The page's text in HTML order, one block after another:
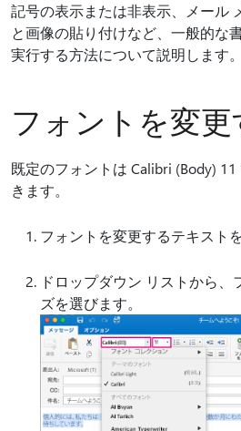
記号の表示または非表示、メール
と画像の貼り付けなど、一般的な
実行する方法について説明します。
フォントを変更
既定のフォントは Calibri (Body)
きます。
フォントを変更するテキスト
ドロップダウン リストから、
ズを選びます。